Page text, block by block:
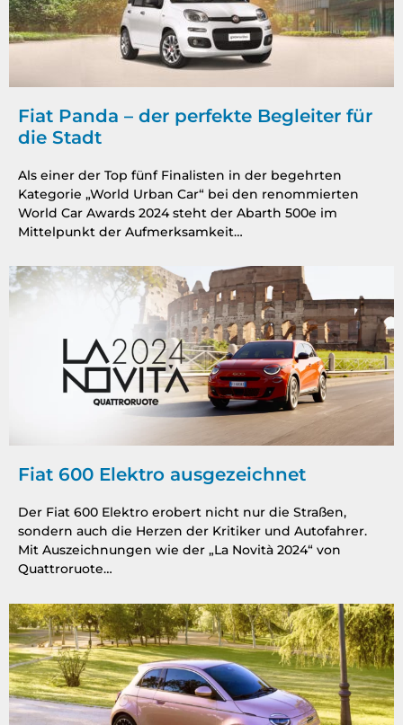
Fiat Panda – der perfekte Begleiter für
die Stadt
Als einer der Top fünf Finalisten in der begehrten
Kategorie „World Urban Car“ bei den renommierten
World Car Awards 2024 steht der Abarth 500e im
Mittelpunkt der Aufmerksamkeit…
Fiat 600 Elektro ausgezeichnet
Der Fiat 600 Elektro erobert nicht nur die Straßen,
sondern auch die Herzen der Kritiker und Autofahrer.
Mit Auszeichnungen wie der „La Novità 2024“ von
Quattroruote…